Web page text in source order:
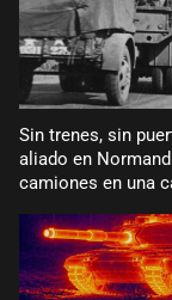
Sin trenes, sin
aliado en
camiones en una